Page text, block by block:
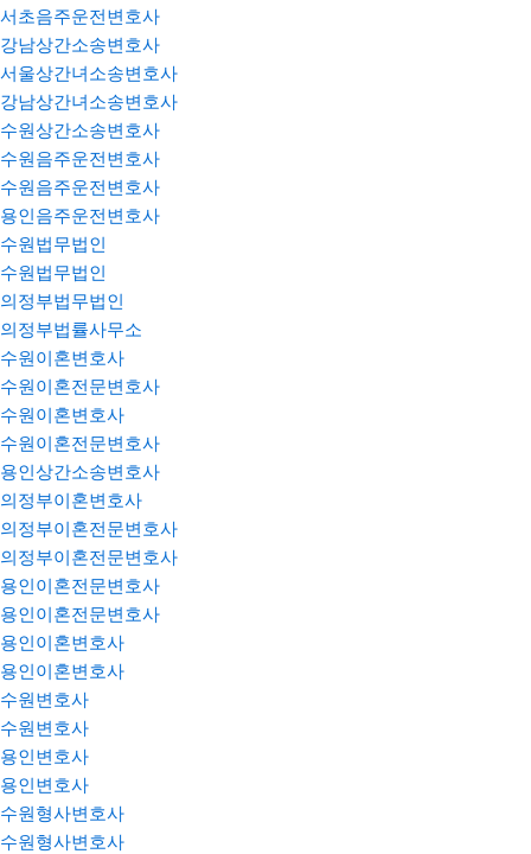
서초음주운전변호사
강남상간소송변호사
서울상간녀소송변호사
강남상간녀소송변호사
수원상간소송변호사
수원음주운전변호사
수원음주운전변호사
용인음주운전변호사
수원법무법인
수원법무법인
의정부법무법인
의정부법률사무소
수원이혼변호사
수원이혼전문변호사
수원이혼변호사
수원이혼전문변호사
용인상간소송변호사
의정부이혼변호사
의정부이혼전문변호사
의정부이혼전문변호사
용인이혼전문변호사
용인이혼전문변호사
용인이혼변호사
용인이혼변호사
수원변호사
수원변호사
용인변호사
용인변호사
수원형사변호사
수원형사변호사